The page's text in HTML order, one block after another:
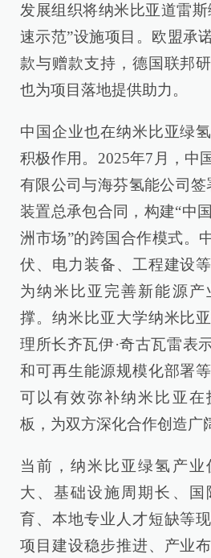
发展组织将纳米比亚道雷
速示范”设施项目。欧盟承
款与赠款支持，德国联邦
也为项目落地提供助力。
中国企业也在纳米比亚绿
积极作用。2025年7月，中
有限公司与海芬氢能公司签
装置总承包合同，构建“中
洲市场”的跨国合作模式。
伏、电力装备、工程建设
为纳米比亚完善新能源产
撑。纳米比亚大学纳米比
理所长齐瓦伊·奇古瓦雷表
和可再生能源规模化部署
可以有效弥补纳米比亚在
板，为双方深化合作创造广
当前，纳米比亚绿氢产业
大、基础设施周期长、
育、本地专业人才短缺等
项目建设稳步推进、产业